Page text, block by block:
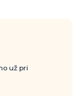
už pri